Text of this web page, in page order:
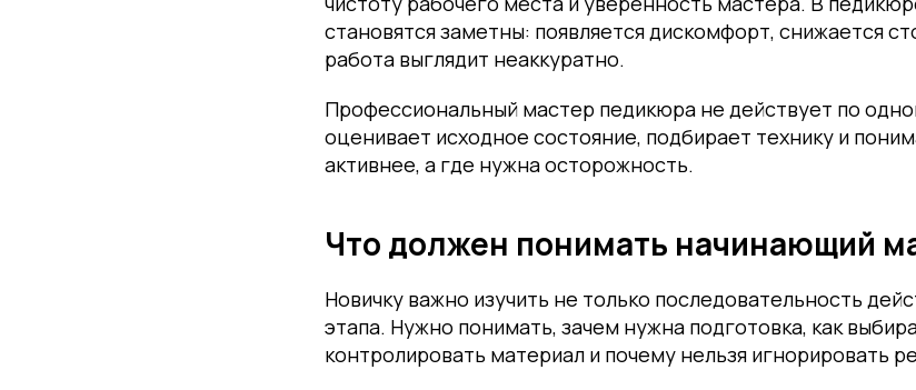
становятся заметны: появляется дискомфорт, снижается
работа выглядит неаккуратно.
Профессиональный мастер педикюра не действует по
оценивает исходное состояние, подбирает технику и
активнее, а где нужна осторожность.
Что должен понимать начинающий
Новичку важно изучить не только последовательность
этапа. Нужно понимать, зачем нужна подготовка, как
контролировать материал и почему нельзя игнорировать